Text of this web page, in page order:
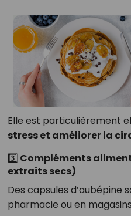
Elle est particulièrement
stress et améliorer la
3️⃣ Compléments
extraits secs)
Des capsules d’aubépine
pharmacie ou en